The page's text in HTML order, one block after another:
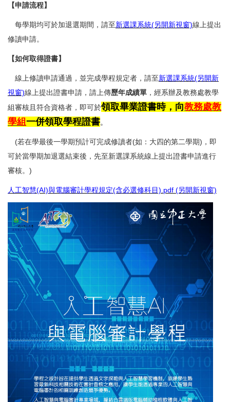
【申請流程】
每學期均可於加退選期間，請至新選課系統(另開新視窗)線上提出
修讀申請。
【如何取得證書】
線上修讀申請通過，並完成學程規定者，請至新選課系統(另開新
視窗)線上提出證書申請，請上傳歷年成績單 ，經系辦及教務處教學
組審核且符合資格者，即可於領取畢業證書時，向教務處教
學組一併領取學程證書。
(若在學最後一學期預計可完成修讀者(如：大四的第二學期)，即
可於當學期加退選結束後，先至新選課系統線上提出證書申請進行
審核。)
人工智慧(AI)與電腦審計學程規定(含必選修科目).pdf (另開新視窗)